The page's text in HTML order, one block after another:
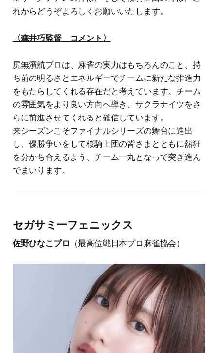
れからどうぞよろしくお願いいたします。
〈森井巧監督 コメント〉
尻無濱航プロは、麻雀の実力はもちろんのこと、持
ち前の明るさとエネルギーでチームに新たな推進力
をもたらしてくれる存在だと考えています。チーム
の雰囲気をより良い方向へ導き、サクラナイツをさ
らに前進させてくれると確信しています。
来シーズンこそファイナルシリーズの舞台に進出
し、優勝争いをして桜騎士団の皆さまとともに熱狂
を分かち合えるよう、チーム一丸となって突き進ん
でまいります。
セガサミーフェニックス
佐野ひなこプロ （最高位戦日本プロ麻雀協会）